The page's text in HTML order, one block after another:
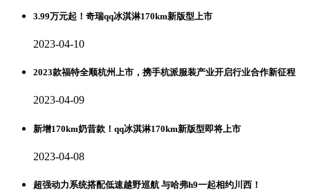
3.99万元起！奇瑞qq冰淇淋170km新版型上市
2023-04-10
2023款福特全顺杭州上市，携手杭派服装产业开启行业合作新征程
2023-04-09
新增170km奶昔款！qq冰淇淋170km新版型即将上市
2023-04-08
超强动力系统搭配低速越野巡航 与哈弗h9一起相约川西！